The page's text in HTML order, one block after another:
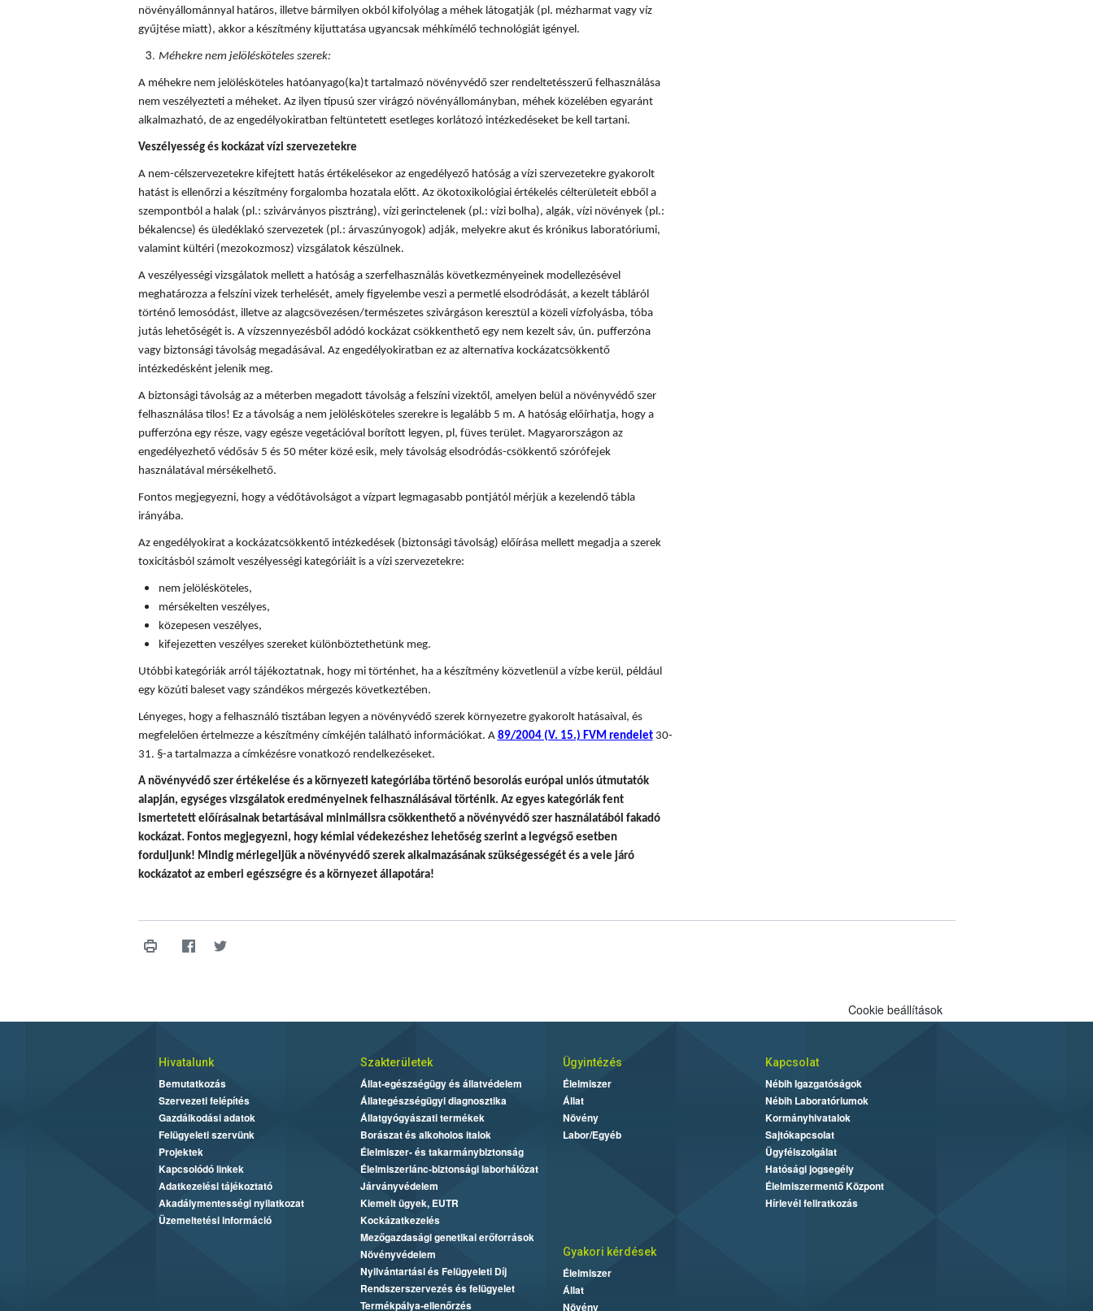
növényállománnyal határos, illetve bármilyen okból kifolyólag a méhek látogatják (pl. mézharmat vagy víz
gyűjtése miatt), akkor a készítmény kijuttatása ugyancsak méhkímélő technológiát igényel.
Méhekre nem jelölésköteles szerek:
A méhekre nem jelölésköteles hatóanyago(ka)t tartalmazó növényvédő szer rendeltetésszerű felhasználása
nem veszélyezteti a méheket. Az ilyen típusú szer virágzó növényállományban, méhek közelében egyaránt
alkalmazható, de az engedélyokiratban feltüntetett esetleges korlátozó intézkedéseket be kell tartani.
Veszélyesség és kockázat vízi szervezetekre
A nem-célszervezetekre kifejtett hatás értékelésekor az engedélyező hatóság a vízi szervezetekre gyakorolt
hatást is ellenőrzi a készítmény forgalomba hozatala előtt. Az ökotoxikológiai értékelés célterületeit ebből a
szempontból a halak (pl.: szivárványos pisztráng), vízi gerinctelenek (pl.: vízi bolha), algák, vízi növények (pl.:
békalencse) és üledéklakó szervezetek (pl.: árvaszúnyogok) adják, melyekre akut és krónikus laboratóriumi,
valamint kültéri (mezokozmosz) vizsgálatok készülnek.
A veszélyességi vizsgálatok mellett a hatóság a szerfelhasználás következményeinek modellezésével
meghatározza a felszíni vizek terhelését, amely figyelembe veszi a permetlé elsodródását, a kezelt tábláról
történő lemosódást, illetve az alagcsövezésen/természetes szivárgáson keresztül a közeli vízfolyásba, tóba
jutás lehetőségét is. A vízszennyezésből adódó kockázat csökkenthető egy nem kezelt sáv, ún. pufferzóna
vagy biztonsági távolság megadásával. Az engedélyokiratban ez az alternatíva kockázatcsökkentő
intézkedésként jelenik meg.
A biztonsági távolság az a méterben megadott távolság a felszíni vizektől, amelyen belül a növényvédő szer
felhasználása tilos! Ez a távolság a nem jelölésköteles szerekre is legalább 5 m. A hatóság előírhatja, hogy a
pufferzóna egy része, vagy egésze vegetációval borított legyen, pl, füves terület. Magyarországon az
engedélyezhető védősáv 5 és 50 méter közé esik, mely távolság elsodródás-csökkentő szórófejek
használatával mérsékelhető.
Fontos megjegyezni, hogy a védőtávolságot a vízpart legmagasabb pontjától mérjük a kezelendő tábla
irányába.
Az engedélyokirat a kockázatcsökkentő intézkedések (biztonsági távolság) előírása mellett megadja a szerek
toxicitásból számolt veszélyességi kategóriáit is a vízi szervezetekre:
nem jelölésköteles,
mérsékelten veszélyes,
közepesen veszélyes,
kifejezetten veszélyes szereket különböztethetünk meg.
Utóbbi kategóriák arról tájékoztatnak, hogy mi történhet, ha a készítmény közvetlenül a vízbe kerül, például
egy közúti baleset vagy szándékos mérgezés következtében.
Lényeges, hogy a felhasználó tisztában legyen a növényvédő szerek környezetre gyakorolt hatásaival, és
megfelelően értelmezze a készítmény címkéjén található információkat. A 89/2004 (V. 15.) FVM rendelet30-
31. §-a tartalmazza a címkézésre vonatkozó rendelkezéseket.
A növényvédő szer értékelése és a környezeti kategóriába történő besorolás európai uniós útmutatók
alapján, egységes vizsgálatok eredményeinek felhasználásával történik. Az egyes kategóriák fent
ismertetett előírásainak betartásával minimálisra csökkenthető a növényvédő szer használatából fakadó
kockázat. Fontos megjegyezni, hogykémiai védekezéshez lehetőség szerint a legvégső esetben
forduljunk! Mindig mérlegeljük a növényvédő szerek alkalmazásának szükségességét és a vele járó
kockázatot az emberi egészségre és a környezet állapotára!
Cookie beállítások
Hivatalunk
Bemutatkozás
Szervezeti felépítés
Gazdálkodási adatok
Felügyeleti szervünk
Projektek
Kapcsolódó linkek
Adatkezelési tájékoztató
Akadálymentességi nyilatkozat
Üzemeltetési információ
Szakterületek
Állat-egészségügy és állatvédelem
Állategészségügyi diagnosztika
Állatgyógyászati termékek
Borászat és alkoholos italok
Élelmiszer- és takarmánybiztonság
Élelmiszerlánc-biztonsági laborhálózat
Járványvédelem
Kiemelt ügyek, EUTR
Kockázatkezelés
Mezőgazdasági genetikai erőforrások
Növényvédelem
Nyilvántartási és Felügyeleti Díj
Rendszerszervezés és felügyelet
Termékpálya-ellenőrzés
Ügyintézés
Élelmiszer
Állat
Növény
Labor/Egyéb
Kapcsolat
Nébih Igazgatóságok
Nébih Laboratóriumok
Kormányhivatalok
Sajtókapcsolat
Ügyfélszolgálat
Hatósági jogsegély
Élelmiszermentő Központ
Hírlevél feliratkozás
Gyakori kérdések
Élelmiszer
Állat
Növény